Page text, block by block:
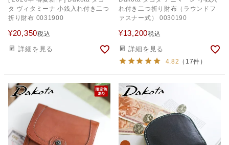
タ ヴィタミーナ 小銭入れ付き二つ
折り財布 0031900
¥20,350税込
詳細を見る
れ付き二つ折り財布（ラウンドフ
ァスナー式） 0030190
¥13,200税込
詳細を見る
4.82 （17件）